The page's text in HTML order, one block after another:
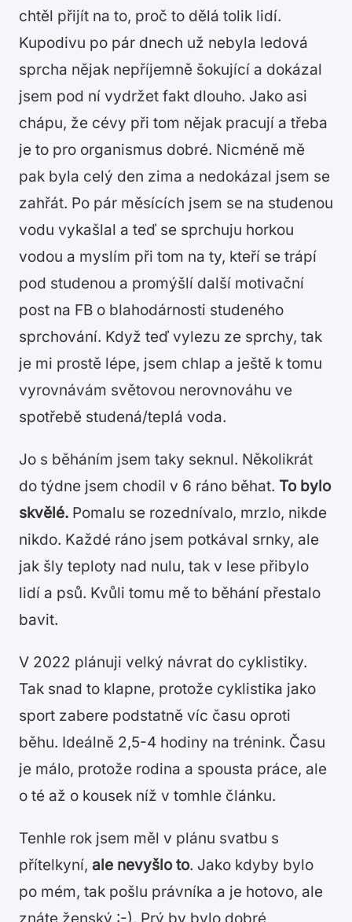
chtěl přijít na to, proč to dělá tolik lidí.
Kupodivu po pár dnech už nebyla ledová
sprcha nějak nepříjemně šokující a dokázal
jsem pod ní vydržet fakt dlouho. Jako asi
chápu, že cévy při tom nějak pracují a třeba
je to pro organismus dobré. Nicméně mě
pak byla celý den zima a nedokázal jsem se
zahřát. Po pár měsících jsem se na studenou
vodu vykašlal a teď se sprchuju horkou
vodou a myslím při tom na ty, kteří se trápí
pod studenou a promýšlí další motivační
post na FB o blahodárnosti studeného
sprchování. Když teď vylezu ze sprchy, tak
je mi prostě lépe, jsem chlap a ještě k tomu
vyrovnávám světovou nerovnováhu ve
spotřebě studená/teplá voda.
Jo s běháním jsem taky seknul. Několikrát
do týdne jsem chodil v 6 ráno běhat. To bylo
skvělé. Pomalu se rozednívalo, mrzlo, nikde
nikdo. Každé ráno jsem potkával srnky, ale
jak šly teploty nad nulu, tak v lese přibylo
lidí a psů. Kvůli tomu mě to běhání přestalo
bavit.
V 2022 plánuji velký návrat do cyklistiky.
Tak snad to klapne, protože cyklistika jako
sport zabere podstatně víc času oproti
běhu. Ideálně 2,5-4 hodiny na trénink. Času
je málo, protože rodina a spousta práce, ale
o té až o kousek níž v tomhle článku.
Tenhle rok jsem měl v plánu svatbu s
přítelkyní, ale nevyšlo to. Jako kdyby bylo
po mém, tak pošlu právníka a je hotovo, ale